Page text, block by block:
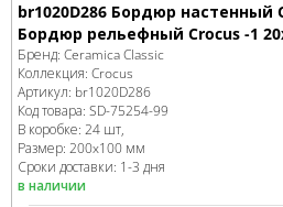
br1020D286 Бордюр настенный
Бордюр рельефный Crocus -1
Бренд: Ceramica Classic
Коллекция: Crocus
Артикул: br1020D286
Код товара: SD-75254-99
В коробке: 24 шт,
Размер: 200x100 мм
Сроки доставки: 1-3 дня
в наличии